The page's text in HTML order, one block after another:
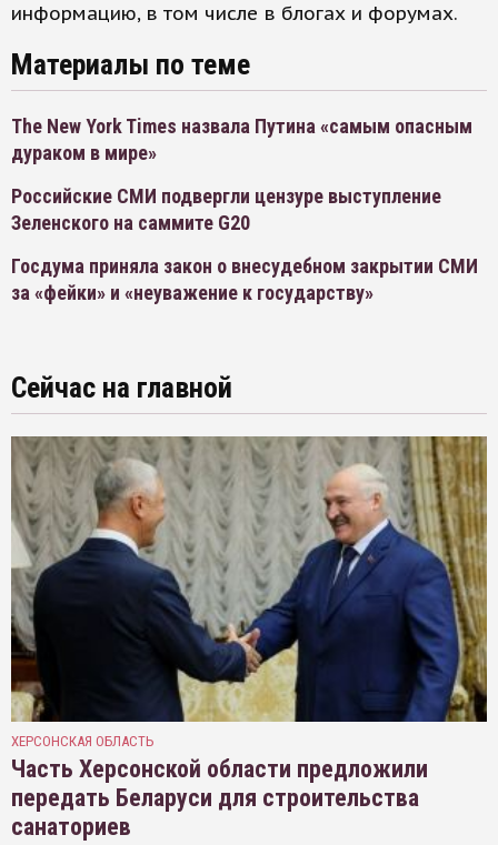
информацию, в том числе в блогах и форумах.
Материалы по теме
The New York Times назвала Путина «самым опасным
дураком в мире»
Российские СМИ подвергли цензуре выступление
Зеленского на саммите G20
Госдума приняла закон о внесудебном закрытии СМИ
за «фейки» и «неуважение к государству»
Сейчас на главной
ХЕРСОНСКАЯ ОБЛАСТЬ
Часть Херсонской области предложили
передать Беларуси для строительства
санаториев